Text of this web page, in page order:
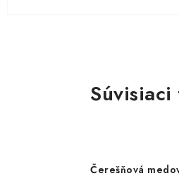
Čerešňová